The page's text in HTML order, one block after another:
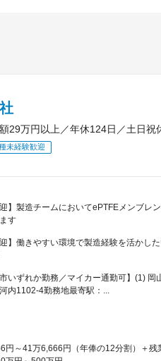
29万円以上／年休124日／土日祝
未経験歓迎
迎】製造チームにおいてePTFEメンブレ
す
迎】働きやすい環境で製造経験を活かし
市いずれか勤務／マイカー通勤可】(1) 岡
内1102-4勤務地最寄駅：...
円～41万6,666円（年俸の12分割）＋残